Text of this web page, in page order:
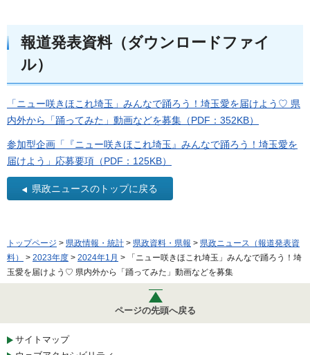
報道発表資料（ダウンロードファイ
ル）
「ニュー咲きほこれ埼玉」みんなで踊ろう！埼玉愛を届けよう♡ 県
内外から「踊ってみた」動画などを募集（PDF：352KB）
参加型企画「『ニュー咲きほこれ埼玉』みんなで踊ろう！埼玉愛を
届けよう」応募要項（PDF：125KB）
県政ニュースのトップに戻る
トップページ > 県政情報・統計 > 県政資料・県報 > 県政ニュース（報道発表資
料）
> 2023年度 > 2024年1月 > 「ニュー咲きほこれ埼玉」みんなで踊ろう！埼
玉愛を届けよう♡ 県内外から「踊ってみた」動画などを募集
ページの先頭へ戻る
サイトマップ